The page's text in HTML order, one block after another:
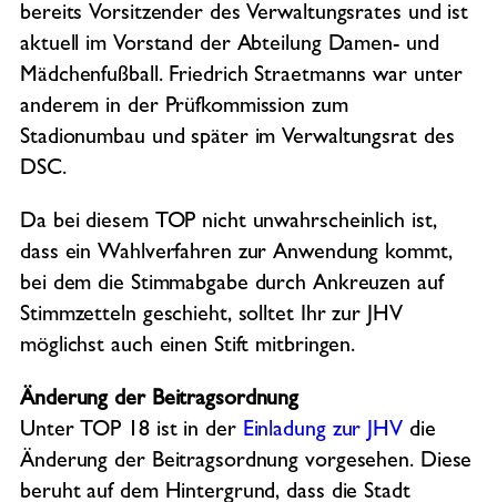
bereits Vorsitzender des Verwaltungsrates und ist
aktuell im Vorstand der Abteilung Damen- und
Mädchenfußball. Friedrich Straetmanns war unter
anderem in der Prüfkommission zum
Stadionumbau und später im Verwaltungsrat des
DSC.
Da bei diesem TOP nicht unwahrscheinlich ist,
dass ein Wahlverfahren zur Anwendung kommt,
bei dem die Stimmabgabe durch Ankreuzen auf
Stimmzetteln geschieht, solltet Ihr zur JHV
möglichst auch einen Stift mitbringen.
Änderung der Beitragsordnung
Unter TOP 18 ist in der Einladung zur JHV die
Änderung der Beitragsordnung vorgesehen. Diese
beruht auf dem Hintergrund, dass die Stadt